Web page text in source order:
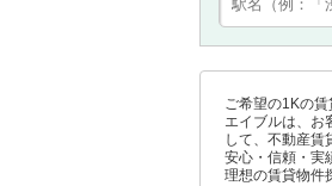
ご希望の1Kの
エイブルは、お
して、不動産賃
安心・信頼・実
理想の賃貸物件